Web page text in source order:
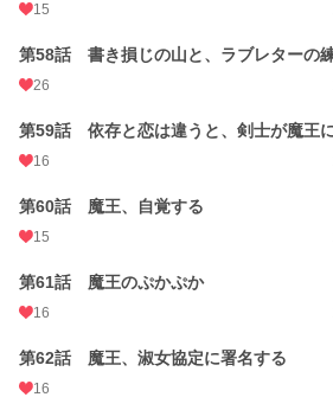
15
第58話 書き損じの山と、ラブレターの
26
第59話 依存と恋は違うと、剣士が魔王
16
第60話 魔王、自覚する
15
第61話 魔王のぷかぷか
16
第62話 魔王、淑女協定に署名する
16